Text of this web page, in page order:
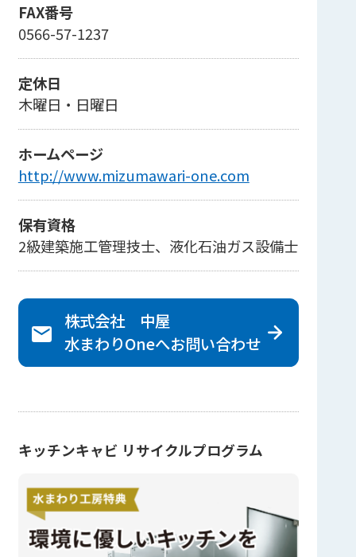
FAX番号
0566-57-1237
定休日
木曜日・日曜日
ホームページ
http://www.mizumawari-one.com
保有資格
2級建築施工管理技士、液化石油ガス設備士
株式会社 中屋
水まわりOneへお問い合わせ
キッチンキャビ リサイクルプログラム